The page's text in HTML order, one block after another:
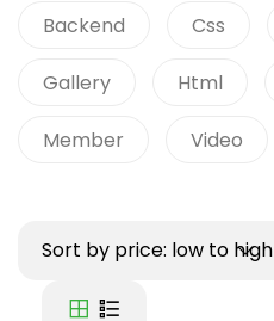
Backend Css
Gallery Html
Member Video
Sort by price: low to high